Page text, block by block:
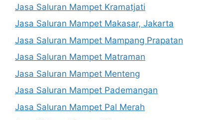
Jasa Saluran Mampet Kramatjati
Jasa Saluran Mampet Makasar, Jakarta
Jasa Saluran Mampet Mampang Prapatan
Jasa Saluran Mampet Matraman
Jasa Saluran Mampet Menteng
Jasa Saluran Mampet Pademangan
Jasa Saluran Mampet Pal Merah